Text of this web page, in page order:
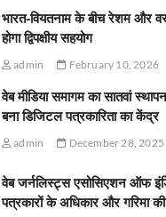
भारत-वियतनाम के बीच रेशम और
होगा द्विपक्षीय सहयोग
admin February 10, 2026
वेब मीडिया समागम का सातवां
बना डिजिटल पत्रकारिता का केंद्र
admin December 28, 2025
वेब जर्नलिस्ट्स एसोसिएशन ऑफ
पत्रकारों के अधिकार और गरिमा